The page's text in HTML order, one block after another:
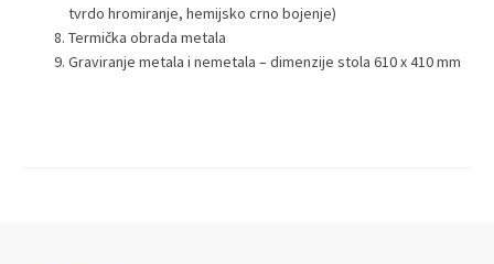
tvrdo hromiranje, hemijsko crno bojenje)
Termička obrada metala
Graviranje metala i nemetala – dimenzije stola 610 x 410 mm